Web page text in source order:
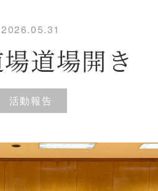
2026.05.31
道場開き
活動報告